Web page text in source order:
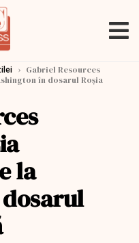
› Gabriel Resources
în dosarul Roșia
la